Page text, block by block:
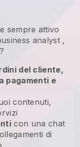
sempre attivo
analyst,
del cliente,
pagamenti e
contenuti,
con una chat
di